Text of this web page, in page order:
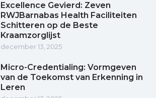
Excellence Gevierd: Zeven
RWJBarnabas Health Faciliteiten
Schitteren op de Beste
Kraamzorglijst
december 13, 2025
Micro-Credentialing: Vormgeven
van de Toekomst van Erkenning in
Leren